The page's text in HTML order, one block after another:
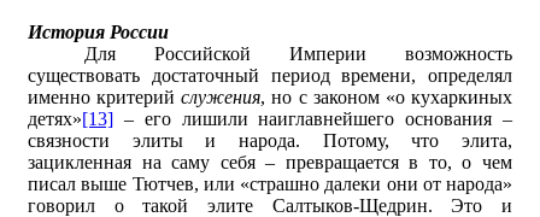
История России
Для Российской Империи возможность
существовать достаточный период времени, определял
именно критерийслужения, но с законом «о кухаркиных
детях»[13] – его лишили наиглавнейшего основания –
связности элиты и народа. Потому, что элита,
зацикленная на саму себя – превращается в то, о чем
писал выше Тютчев, или «страшно далеки они от народа»
говорил о такой элите Салтыков-Щедрин. Это и